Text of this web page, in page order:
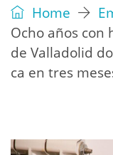
Home
Ocho años con
de Valladolid
ca en tres